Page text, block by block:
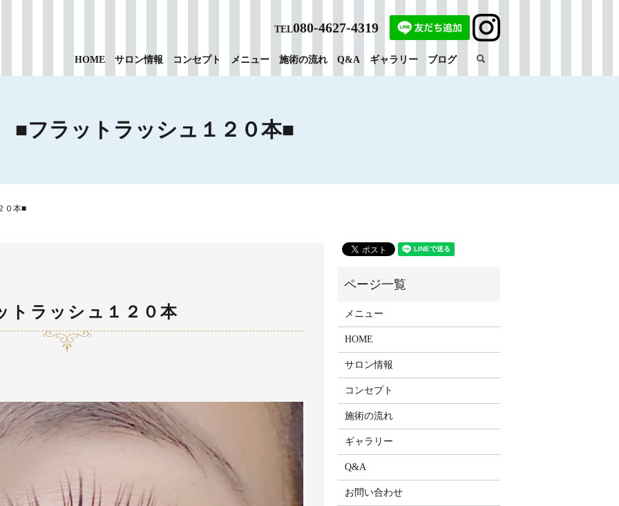
HOME サロン情報 コンセプト メニュー 施術の流れ Q&A ギャラリー ブログ search
TEL080-4627-4319
■フラットラッシュ１２０本■
０本■
トラッシュ１２０本 メニュー
HOME
サロン情報
コンセプト
施術の流れ
ギャラリー
Q&A
お問い合わせ